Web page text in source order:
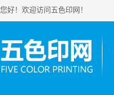
您好！欢迎访问五色印网！